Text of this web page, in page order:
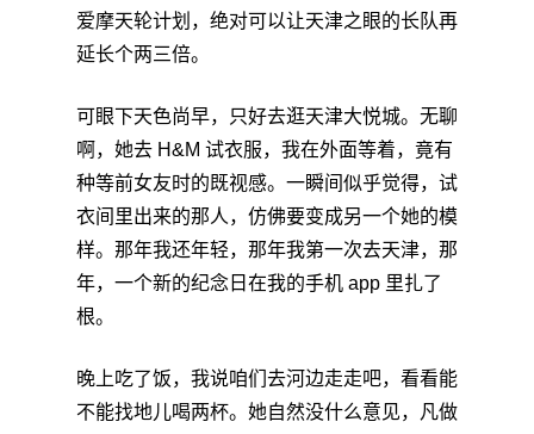
爱摩天轮计划，绝对可以让天津之眼的长队再
延长个两三倍。
可眼下天色尚早，只好去逛天津大悦城。无聊
啊，她去 H&M 试衣服，我在外面等着，竟有
种等前女友时的既视感。一瞬间似乎觉得，试
衣间里出来的那人，仿佛要变成另一个她的模
样。那年我还年轻，那年我第一次去天津，那
年，一个新的纪念日在我的手机 app 里扎了
根。
晚上吃了饭，我说咱们去河边走走吧，看看能
不能找地儿喝两杯。她自然没什么意见，凡做